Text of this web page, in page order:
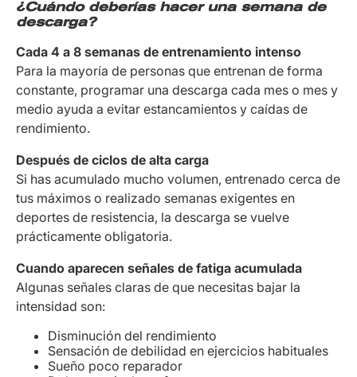
¿Cuándo deberías hacer una semana de
descarga?
Cada 4 a 8 semanas de entrenamiento intenso
Para la mayoría de personas que entrenan de forma
constante, programar una descarga cada mes o mes y
medio ayuda a evitar estancamientos y caídas de
rendimiento.
Después de ciclos de alta carga
Si has acumulado mucho volumen, entrenado cerca de
tus máximos o realizado semanas exigentes en
deportes de resistencia, la descarga se vuelve
prácticamente obligatoria.
Cuando aparecen señales de fatiga acumulada
Algunas señales claras de que necesitas bajar la
intensidad son:
Disminución del rendimiento
Sensación de debilidad en ejercicios habituales
Sueño poco reparador